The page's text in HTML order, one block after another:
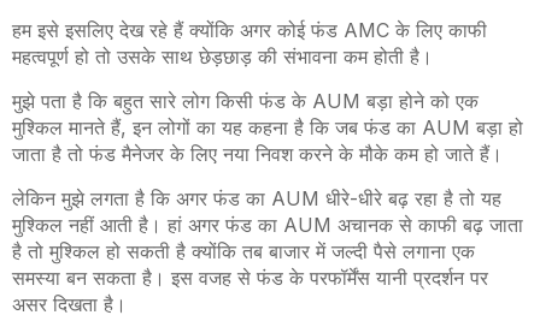
हम इसे इसलिए देख रहे हैं क्योंकि अगर कोई फंड AMC के लिए काफी
महत्वपूर्ण हो तो उसके साथ छेड़छाड़ की संभावना कम होती है।
मुझे पता है कि बहुत सारे लोग किसी फंड के AUM बड़ा होने को एक
मुश्किल मानते हैं, इन लोगों का यह कहना है कि जब फंड का AUM बड़ा हो
जाता है तो फंड मैनेजर के लिए नया निवश करने के मौके कम हो जाते हैं।
लेकिन मुझे लगता है कि अगर फंड का AUM धीरे-धीरे बढ़ रहा है तो यह
मुश्किल नहीं आती है। हां अगर फंड का AUM अचानक से काफी बढ़ जाता
है तो मुश्किल हो सकती है क्योंकि तब बाजार में जल्दी पैसे लगाना एक
समस्या बन सकता है। इस वजह से फंड के परफॉर्मेंस यानी प्रदर्शन पर
असर दिखता है।